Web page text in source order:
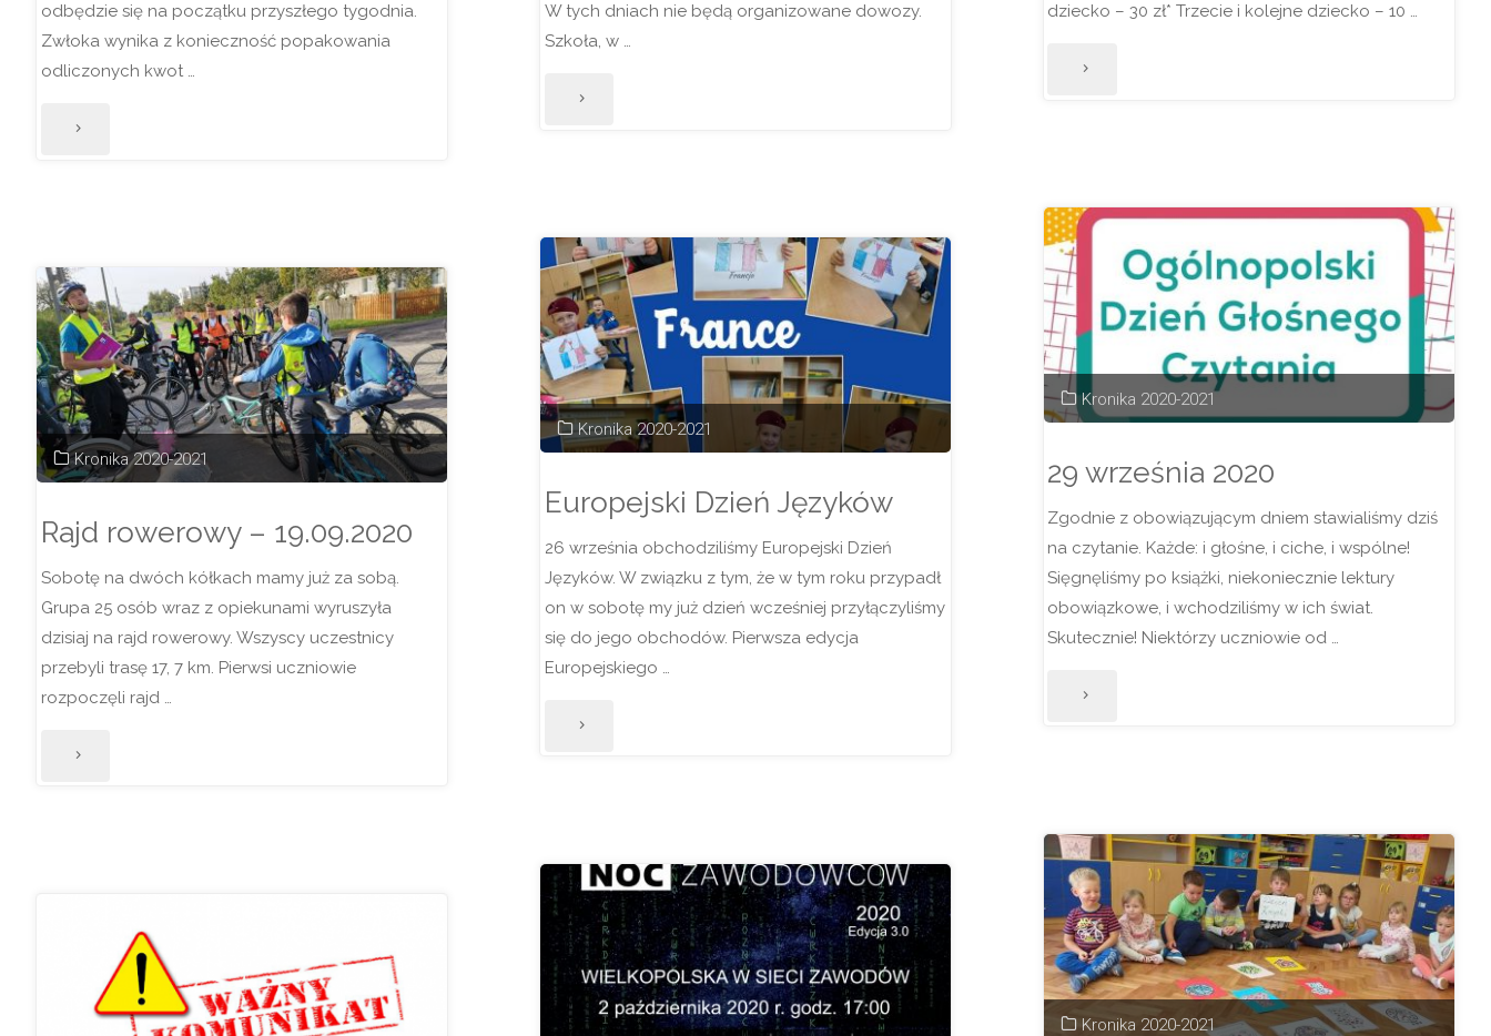
odbędzie się na początku przyszłego tygodnia.
Zwłoka wynika z konieczność popakowania
odliczonych kwot …
"Zwroty
wycieczkę
od
19.10.2020."
W tych dniach nie będą organizowane dowozy.
Szkoła, w …
"14,
X
2020
–
dni
bez
lekcji"
dziecko – 30 zł* Trzecie i kolejne dziecko – 10 …
"Wysokość
fundusz
Rady
Rodziców"
Kronika 2020-2021
29 września 2020
Zgodnie z obowiązującym dniem stawialiśmy dziś
na czytanie. Każde: i głośne, i ciche, i wspólne!
Sięgnęliśmy po książki, niekoniecznie lektury
obowiązkowe, i wchodziliśmy w ich świat.
Skutecznie! Niektórzy uczniowie od …
"29
Kronika 2020-2021
Europejski Dzień Języków
26 września obchodziliśmy Europejski Dzień
Języków. W związku z tym, że w tym roku przypadł
on w sobotę my już dzień wcześniej przyłączyliśmy
się do jego obchodów. Pierwsza edycja
Europejskiego …
"Europejski
Kronika 2020-2021
Rajd rowerowy – 19.09.2020
Sobotę na dwóch kółkach mamy już za sobą.
Grupa 25 osób wraz z opiekunami wyruszyła
dzisiaj na rajd rowerowy. Wszyscy uczestnicy
przebyli trasę 17, 7 km. Pierwsi uczniowie
rozpoczęli rajd …
"Rajd
Kronika 2020-2021